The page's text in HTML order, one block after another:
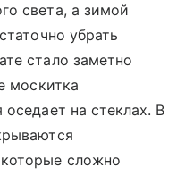
света, а зимой
убрать
стало заметно
москитка
на стеклах. В
сложно